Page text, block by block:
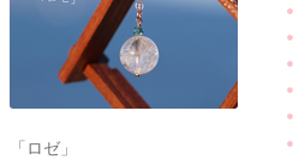
「ロゼ」